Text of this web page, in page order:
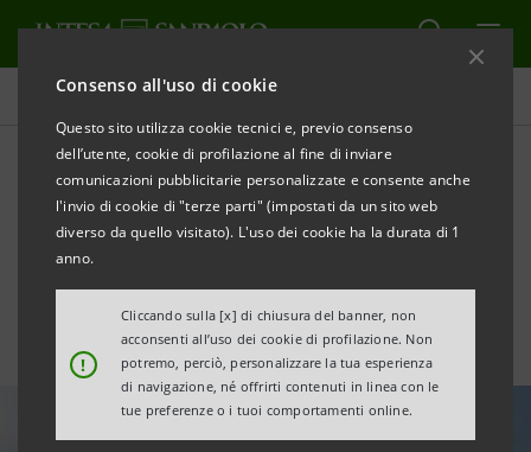
Consenso all'uso di cookie
Questo sito utilizza cookie tecnici e, previo consenso
dell’utente, cookie di profilazione al fine di inviare
comunicazioni pubblicitarie personalizzate e consente anche
l'invio di cookie di "terze parti" (impostati da un sito web
diverso da quello visitato). L'uso dei cookie ha la durata di 1
anno.
!
Cliccando sulla [x] di chiusura del banner, non
acconsenti all’uso dei cookie di profilazione. Non
potremo, perciò, personalizzare la tua esperienza
di navigazione, né offrirti contenuti in linea con le
tue preferenze o i tuoi comportamenti online.
Area Media
Liquidità euro, verso la
grande discesa